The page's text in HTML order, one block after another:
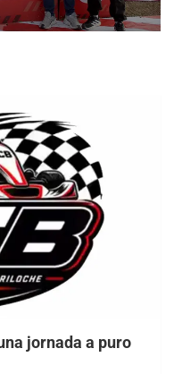
jornada a puro